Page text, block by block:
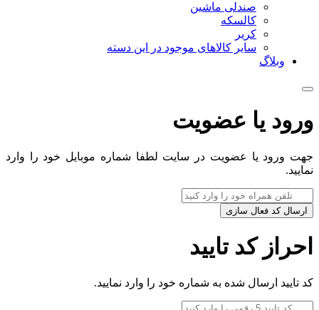
صندلی ماشین
کالسکه
کریر
سایر کالاهای موجود در این دسته
وبلاگ
ورود یا عضویت
جهت ورود یا عضویت در سایت لطفا شماره موبایل خود را وارد
نمایید.
ارسال کد فعال سازی
احراز کد تایید
کد تایید ارسال شده به شماره خود را وارد نمایید.